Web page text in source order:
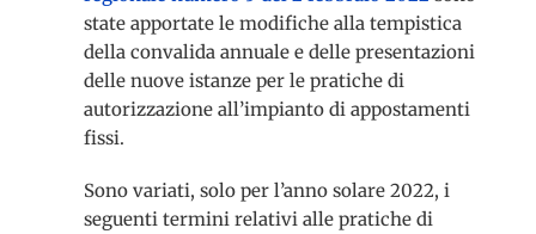
state apportate le modifiche alla tempistica
della convalida annuale e delle presentazioni
delle nuove istanze per le pratiche di
autorizzazione all’impianto di appostamenti
fissi.
Sono variati, solo per l’anno solare 2022, i
seguenti termini relativi alle pratiche di